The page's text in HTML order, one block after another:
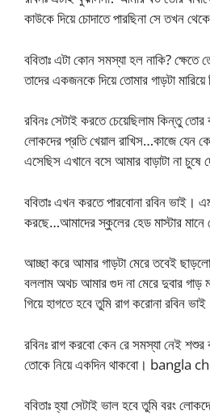
কাউকে দিয়ে চোদাতে পারছিনা সে তখন
ববিতাঃ এটা কোন সমস্যা হল নাকি?
তাদের একজনকে দিয়ে তোমার গাড়টা
রবিনঃ সেটাই করতে চেয়েছিলাম কিন্তু
লোকদের প্রতি খেয়াল রাখিস…কাজে যেন
এসেছিস এখানে বসে আমার বাড়াটা না চুষে
ববিতাঃ এখন করতে পারবোনা রবিন ভাই।
করছে…আমাদের স্কুলের হেড মাস্টার
আচ্ছা করে আমার গাড়টা মেরে তবেই
বললাম অথচ আমার গুদ না মেরে দুবার গাড়
গিয়ে হাগতে হবে তুমি রাগ করোনা রবিন
রবিনঃ রাগ করবো কেন রে সমস্যা নেই
তোকে নিয়ে একদিন থাকবো। bangla
ববিতাঃ হ্যা সেটাই ভাল হবে তুমি বরং